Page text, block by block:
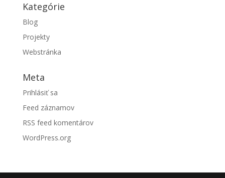
Kategórie
Blog
Projekty
Webstránka
Meta
Prihlásiť sa
Feed záznamov
RSS feed komentárov
WordPress.org